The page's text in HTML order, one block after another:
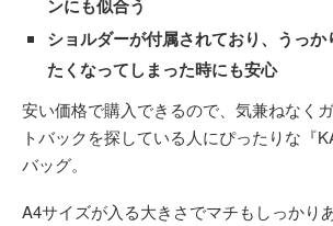
ンにも似合う
ショルダーが付属されており、うっ
たくなってしまった時にも安心
安い価格で購入できるので、気兼ねなく
トバックを探している人にぴったりな『
バッグ。
A4サイズが入る大きさでマチもしっかり